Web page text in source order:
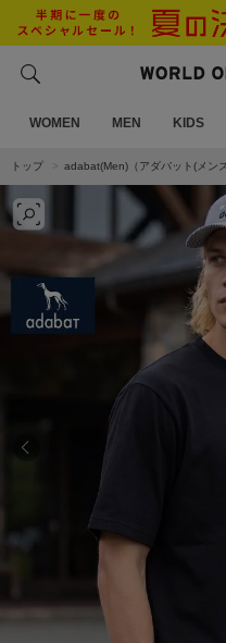
WOMEN MEN KIDS
トップ adabat(Men)（アダバット(メン